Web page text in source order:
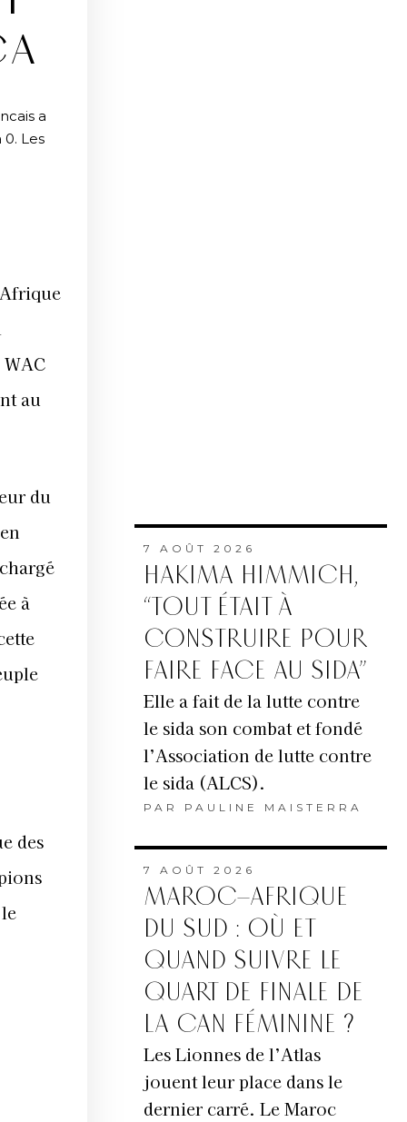
a
Les
au
du
à
des
7 AOÛT 2026
HAKIMA HIMMICH,
“TOUT ÉTAIT À
CONSTRUIRE POUR
FAIRE FACE AU SIDA”
Elle a fait de la lutte contre
le sida son combat et fondé
l’Association de lutte contre
le sida (ALCS).
PAR PAULINE MAISTERRA
7 AOÛT 2026
MAROC–AFRIQUE
DU SUD : OÙ ET
QUAND SUIVRE LE
QUART DE FINALE DE
LA CAN FÉMININE ?
Les Lionnes de l’Atlas
jouent leur place dans le
dernier carré. Le Maroc